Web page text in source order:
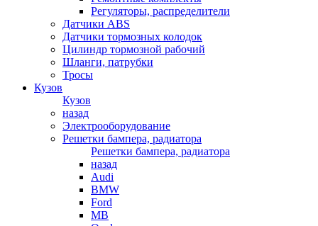
Регуляторы, распределители
Датчики ABS
Датчики тормозных колодок
Цилиндр тормозной рабочий
Шланги, патрубки
Тросы
Кузов
Кузов
назад
Электрооборудование
Решетки бампера, радиатора
Решетки бампера, радиатора
назад
Audi
BMW
Ford
MB